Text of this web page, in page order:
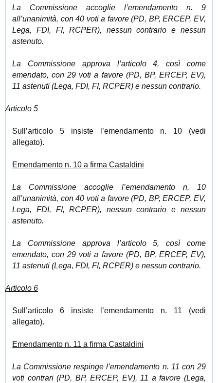
La Commissione accoglie l’emendamento n. 9
all’unanimità, con 40 voti a favore (PD, BP, ERCEP, EV,
Lega, FDI, FI, RCPER), nessun contrario e nessun
astenuto.
La Commissione approva l’articolo 4, così come
emendato, con 29 voti a favore (PD, BP, ERCEP, EV),
11 astenuti (Lega, FDI, FI, RCPER) e nessun contrario.
Articolo 5
Sull’articolo 5 insiste l’emendamento n. 10 (vedi
allegato).
Emendamento n. 10 a firma Castaldini
La Commissione accoglie l’emendamento n. 10
all’unanimità, con 40 voti a favore (PD, BP, ERCEP, EV,
Lega, FDI, FI, RCPER), nessun contrario e nessun
astenuto.
La Commissione approva l’articolo 5, così come
emendato, con 29 voti a favore (PD, BP, ERCEP, EV),
11 astenuti (Lega, FDI, FI, RCPER) e nessun contrario.
Articolo 6
Sull’articolo 6 insiste l’emendamento n. 11 (vedi
allegato).
Emendamento n. 11 a firma Castaldini
La Commissione respinge l’emendamento n. 11 con 29
voti contrari (PD, BP, ERCEP, EV), 11 a favore (Lega,